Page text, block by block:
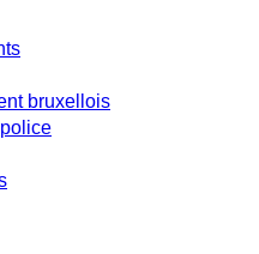
bruxellois